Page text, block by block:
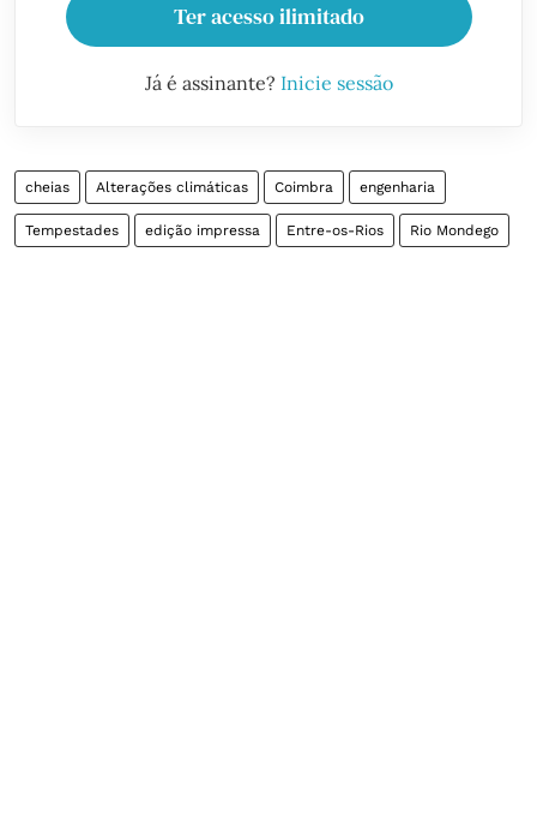
Ter acesso ilimitado
Já é assinante? Inicie sessão
cheias Alterações climáticas Coimbra engenharia
Tempestades edição impressa Entre-os-Rios Rio Mondego